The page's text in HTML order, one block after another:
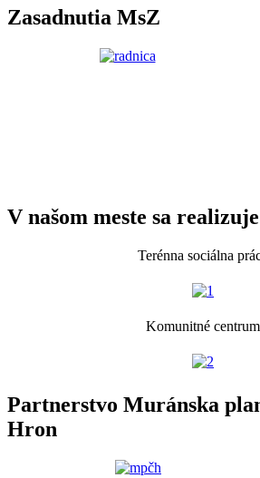
Zasadnutia MsZ
V našom meste sa realizuje
Terénna sociálna
Komunitné centrum
Partnerstvo Muránska
Hron